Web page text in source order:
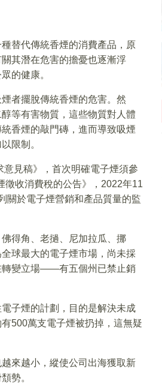
替代傳統香煙的消費產品，原
其潛在危害的擔憂也逐漸浮
的健康。
者擺脫傳統香煙的危害。然
等有害物質，這些物質對人體
香煙的敲門磚，進而導致吸煙
限制。
見稿》，首次明確電子煙須參
徵收消費稅的公告》，2022年11
關於電子煙營銷和產品質量的監
得角、老撾、尼加拉瓜、挪
球最大的電子煙市場，尚未採
轉變立場——有五個州已禁止銷
子煙的計劃，目的是解決未成
500萬支電子煙被扔掉，這無疑
來越小，縱使公司出海獲取新
勢。